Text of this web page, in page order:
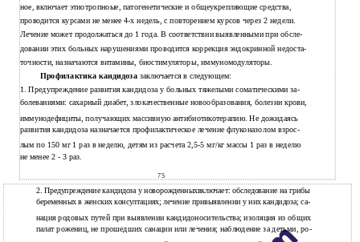
ное, включает этиотропноые, патогенетические и общеукрепляющие средства,
проводится курсами не менее 4-х недель, с повторением курсов через 2 недели.
Лечение может продолжаться до 1 года. В соответствии выявленными при обсле-
довании этих больных нарушениями проводится коррекция эндокринной недоста-
точности, назначаются витамины, биостимуляторы, иммуномодуляторы.
Профилактика кандидоза заключается в следующем:
1. Предупреждение развития кандидоза у больных тяжелыми соматическими за-
болеваниями: сахарный диабет, злокачественные новообразования, болезни крови,
иммунодефициты, получающих массивную антибиотикотерапию. Не дожидаясь
развития кандидоза назначается профилактическое лечение флуконазолом взрос-
лым по 150 мг 1 раз в неделю, детям из расчета 2,5-5 мг/кг массы 1 раз в неделю
не менее 2 - 3 раз.
75
2. Предупреждение кандидоза у новорожденныхвключает: обследование на грибы
беременных в женских консултациях; лечение привыявлении у них кандидоза; са-
нация родовых путей при выявлении кандидоносительства; изоляция из общих
палат рожениц, не прошедших санации или лечения; наблюдение за детьми, ро-